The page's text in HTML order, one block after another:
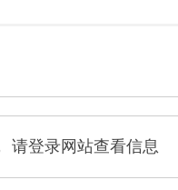
请登录网站查看信息